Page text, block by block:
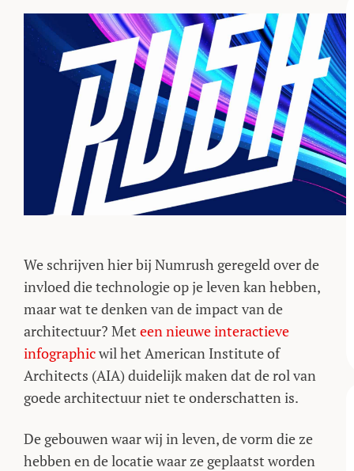
We schrijven hier bij Numrush geregeld over de
invloed die technologie op je leven kan hebben,
maar wat te denken van de impact van de
architectuur? Met een nieuwe interactieve
infographicwil het American Institute of
Architects (AIA) duidelijk maken dat de rol van
goede architectuur niet te onderschatten is.
De gebouwen waar wij in leven, de vorm die ze
hebben en de locatie waar ze geplaatst worden